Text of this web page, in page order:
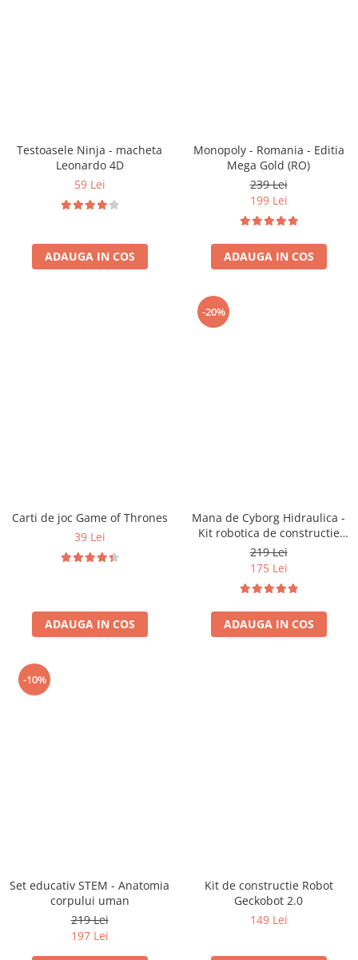
Dixit
Orchard Games
Carti de joc
Jocuri de masa
Testoasele Ninja - macheta
Leonardo 4D
59 Lei
ADAUGA IN COS
Monopoly - Romania - Editia
Mega Gold (RO)
239 Lei
199 Lei
ADAUGA IN COS
Carti de joc Game of Thrones
39 Lei
ADAUGA IN COS
-20%
Mana de Cyborg Hidraulica -
Kit robotica de constructie
(RO)
219 Lei
175 Lei
ADAUGA IN COS
-10%
Set educativ STEM - Anatomia
corpului uman
219 Lei
197 Lei
Kit de constructie Robot
Geckobot 2.0
149 Lei